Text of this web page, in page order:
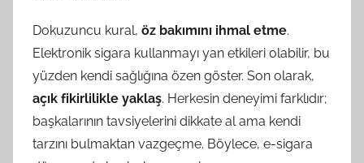
Dokuzuncu kural, öz bakımını ihmal etme.
Elektronik sigara kullanmayı yan etkileri olabilir, bu
yüzden kendi sağlığına özen göster. Son olarak,
açık fikirlilikle yaklaş. Herkesin deneyimi farklıdır;
başkalarının tavsiyelerini dikkate al ama kendi
tarzını bulmaktan vazgeçme. Böylece, e-sigara